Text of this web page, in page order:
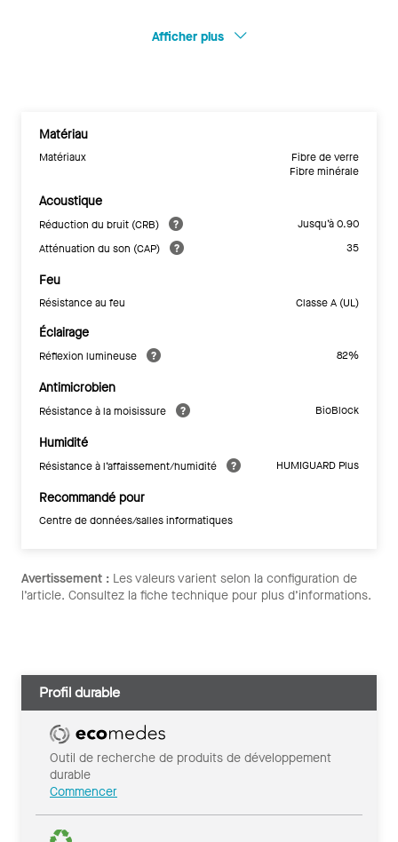
Afficher plus
Matériau
Matériaux
Fibre de verre
Fibre minérale
Acoustique
Réduction du bruit (CRB)
Jusqu’à 0.90
Atténuation du son (CAP)
35
Feu
Résistance au feu Classe A (UL)
Éclairage
Réflexion lumineuse 82%
Antimicrobien
Résistance à la moisissure BioBlock
Humidité
Résistance à l’affaissement/humidité HUMIGUARD Plus
Recommandé pour
Centre de données/salles informatiques
Avertissement : Les valeurs varient selon la configuration de
l’article. Consultez la fiche technique pour plus d’informations.
Profil durable
Outil de recherche de produits de développement
durable
Commencer